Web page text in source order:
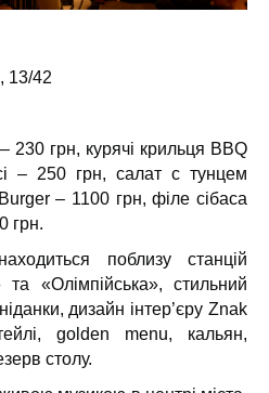
13/42
230 грн, курячі крильця BBQ
– 250 грн, салат с тунцем
– 1100 грн, філе сібаса
грн.
поблизу станцій
«Олімпійська», стильний
дизайн інтер’єру Znak
golden menu, кальян,
столу.